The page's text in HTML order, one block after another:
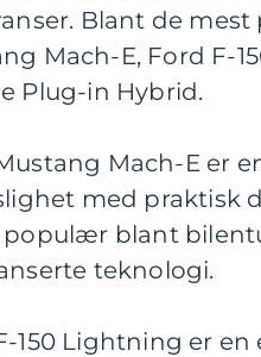
Blant de
Mach-E, Ford F-
Plug-in Hybrid.
Mach-E er
med praktisk
blant
teknologi.
150 Lightning er